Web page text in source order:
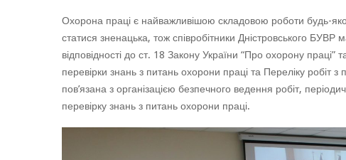
Охорона праці є найважливішою складовою роботи будь-
статися зненацька, тож співробітники Дністровського
відповідності до ст. 18 Закону України “Про охорону
перевірки знань з питань охорони праці та Переліку робіт
пов’язана з організацією безпечного ведення робіт,
перевірку знань з питань охорони праці.